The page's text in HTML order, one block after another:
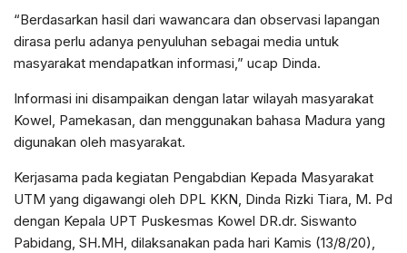
“Berdasarkan hasil dari wawancara dan observasi lapangan
dirasa perlu adanya penyuluhan sebagai media untuk
masyarakat mendapatkan informasi,” ucap Dinda.
Informasi ini disampaikan dengan latar wilayah masyarakat
Kowel, Pamekasan, dan menggunakan bahasa Madura yang
digunakan oleh masyarakat.
Kerjasama pada kegiatan Pengabdian Kepada Masyarakat
UTM yang digawangi oleh DPL KKN, Dinda Rizki Tiara, M. Pd
dengan Kepala UPT Puskesmas Kowel DR.dr. Siswanto
Pabidang, SH.MH, dilaksanakan pada hari Kamis (13/8/20),